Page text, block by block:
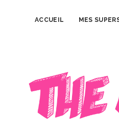
ACCUEIL MES
The
Amazing